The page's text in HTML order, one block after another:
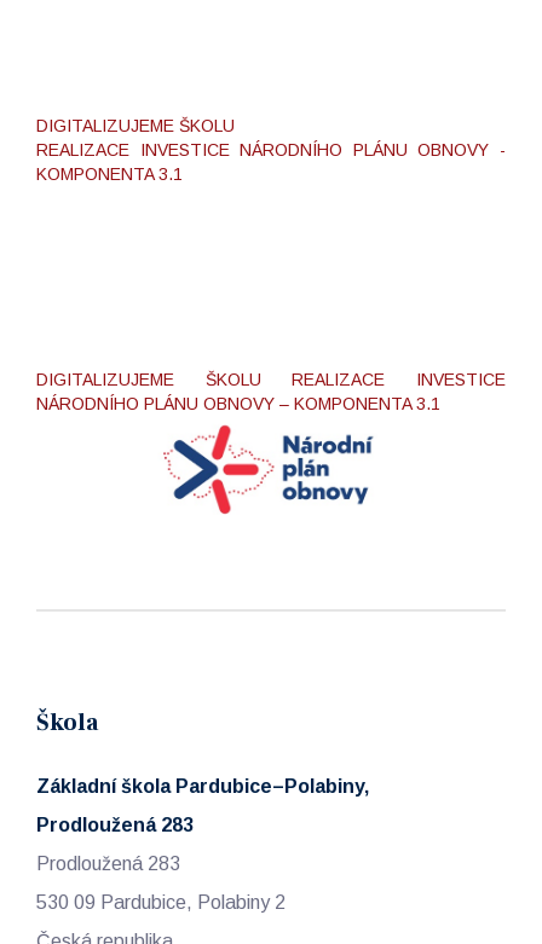
DIGITALIZUJEME ŠKOLU
REALIZACE INVESTICE NÁRODNÍHO PLÁNU OBNOVY -
KOMPONENTA 3.1
DIGITALIZUJEME ŠKOLU REALIZACE INVESTICE
NÁRODNÍHO PLÁNU OBNOVY – KOMPONENTA 3.1
Škola
Základní škola Pardubice–Polabiny,
Prodloužená 283
Prodloužená 283
530 09 Pardubice, Polabiny 2